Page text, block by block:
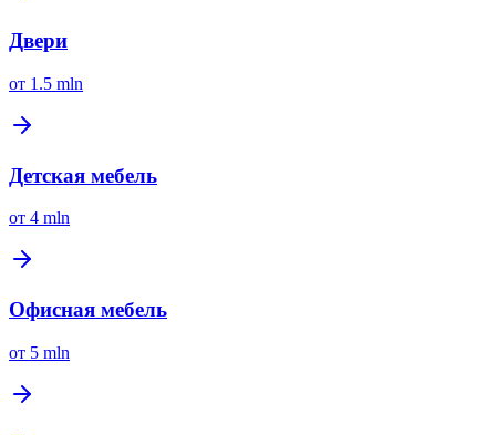
Двери
от 1.5 mln
Детская мебель
от 4 mln
Офисная мебель
от 5 mln